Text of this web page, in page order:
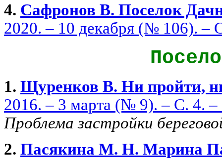
4. Сафронов В. Поселок
2020. – 10 декабря (№ 106). –
1. Щуренков В. Ни пройти,
2016. – 3 марта (№ 9). – С. 4. –
Проблема застройки
2. Пасякина М. Н. Марина